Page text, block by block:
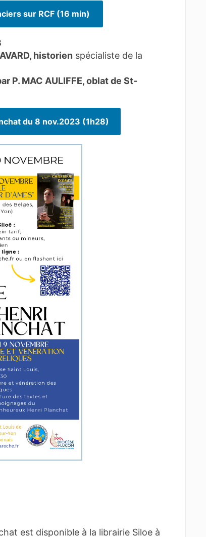
sur RCF (16 min)
historien spécialiste de la
P. MAC AULIFFE, oblat de St-
du 8 nov.2023 (1h28)
est disponible à la librairie Siloe à